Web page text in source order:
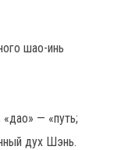
шао-инь
— «путь;
дух Шэнь.